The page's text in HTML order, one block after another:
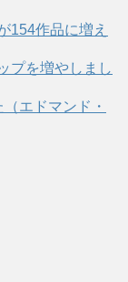
154作品に増え
プを増やしまし
エドマンド・